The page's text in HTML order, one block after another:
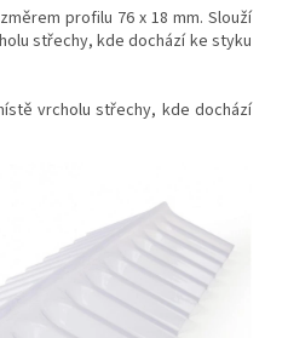
profilu 76 x 18 mm. Slouží
střechy, kde dochází ke styku
vrcholu střechy, kde dochází